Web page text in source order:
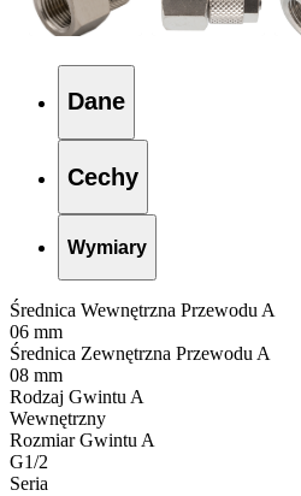
Dane
Cechy
Wymiary
Średnica Wewnętrzna Przewodu A
06 mm
Średnica Zewnętrzna Przewodu A
08 mm
Rodzaj Gwintu A
Wewnętrzny
Rozmiar Gwintu A
G1/2
Seria